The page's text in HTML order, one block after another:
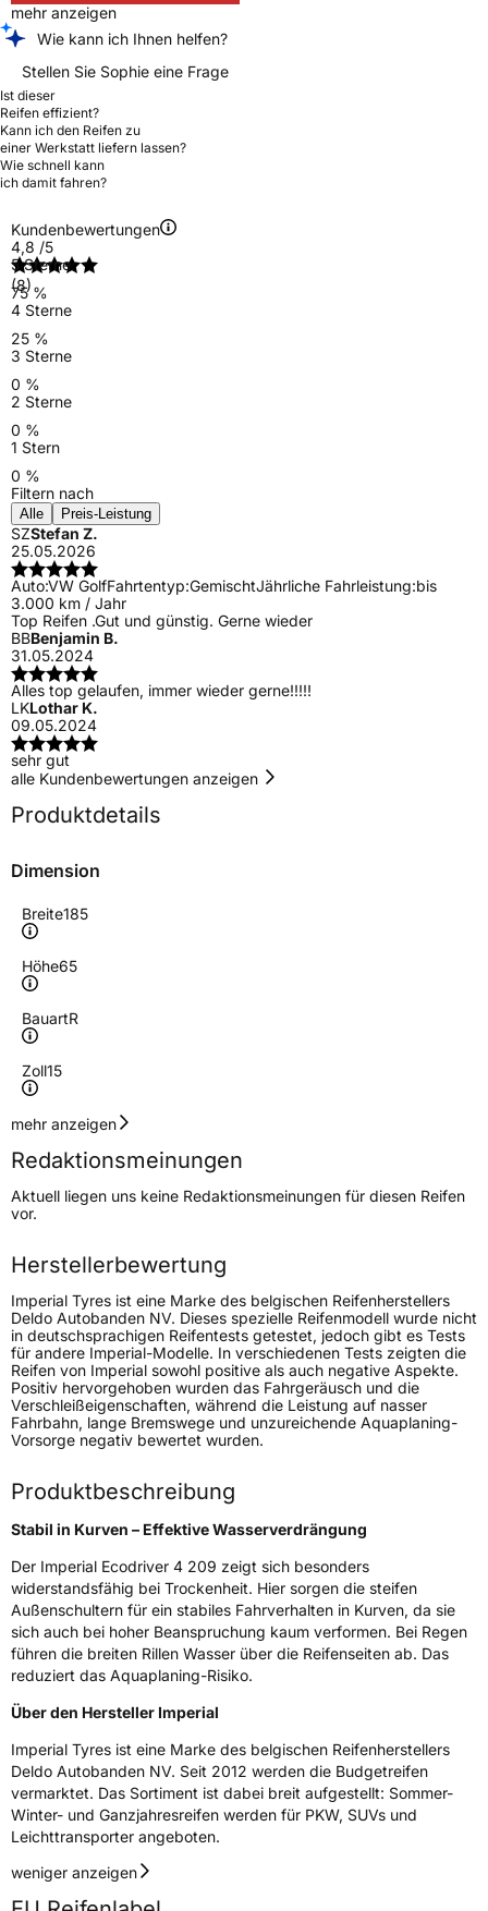
mehr anzeigen
Wie kann ich Ihnen helfen?
Stellen Sie Sophie eine Frage
Ist dieser
Reifen effizient?
Kann ich den Reifen zu
einer Werkstatt liefern lassen?
Wie schnell kann
ich damit fahren?
Kundenbewertungen
4,8 /5
(8)
5 Sterne
75 %
4 Sterne
25 %
3 Sterne
0 %
2 Sterne
0 %
1 Stern
0 %
Filtern nach
Alle Preis-Leistung
SZStefan Z.
25.05.2026
Auto:VW GolfFahrtentyp:GemischtJährliche Fahrleistung:bis
3.000 km / Jahr
Top Reifen .Gut und günstig. Gerne wieder
BBBenjamin B.
31.05.2024
Alles top gelaufen, immer wieder gerne!!!!!
LKLothar K.
09.05.2024
sehr gut
alle Kundenbewertungen anzeigen
Produktdetails
Dimension
Breite185
Höhe65
BauartR
Zoll15
Geschwindigkeitsindex
Höchstgeschwindigkeit
210 km/h
Lastindex88
Höchstlast560 kg
Generelle Merkmale
FahrzeugtypPKW
VerwendungSommerreifen
ModellnameEcoDriver 4 209
FahrzeugartPKW & SUV
ZustandNeureifen
EU Label
Effizienz D
NasshaftungC
Rollgeräusch (Klasse)B
Rollgeräusch (dB)70
FahrzeugklasseC1
mehr anzeigen
Redaktionsmeinungen
Aktuell liegen uns keine Redaktionsmeinungen für diesen Reifen
vor.
Herstellerbewertung
Imperial Tyres ist eine Marke des belgischen Reifenherstellers
Deldo Autobanden NV. Dieses spezielle Reifenmodell wurde nicht
in deutschsprachigen Reifentests getestet, jedoch gibt es Tests
für andere Imperial-Modelle. In verschiedenen Tests zeigten die
Reifen von Imperial sowohl positive als auch negative Aspekte.
Positiv hervorgehoben wurden das Fahrgeräusch und die
Verschleißeigenschaften, während die Leistung auf nasser
Fahrbahn, lange Bremswege und unzureichende Aquaplaning-
Vorsorge negativ bewertet wurden.
Produktbeschreibung
Stabil in Kurven – Effektive Wasserverdrängung
Der Imperial Ecodriver 4 209 zeigt sich besonders
widerstandsfähig bei Trockenheit. Hier sorgen die steifen
Außenschultern für ein stabiles Fahrverhalten in Kurven, da sie
sich auch bei hoher Beanspruchung kaum verformen. Bei Regen
führen die breiten Rillen Wasser über die Reifenseiten ab. Das
reduziert das Aquaplaning-Risiko.
Über den Hersteller Imperial
Imperial Tyres ist eine Marke des belgischen Reifenherstellers
Deldo Autobanden NV. Seit 2012 werden die Budgetreifen
vermarktet. Das Sortiment ist dabei breit aufgestellt: Sommer-
Winter- und Ganzjahresreifen werden für PKW, SUVs und
Leichttransporter angeboten.
weniger anzeigen